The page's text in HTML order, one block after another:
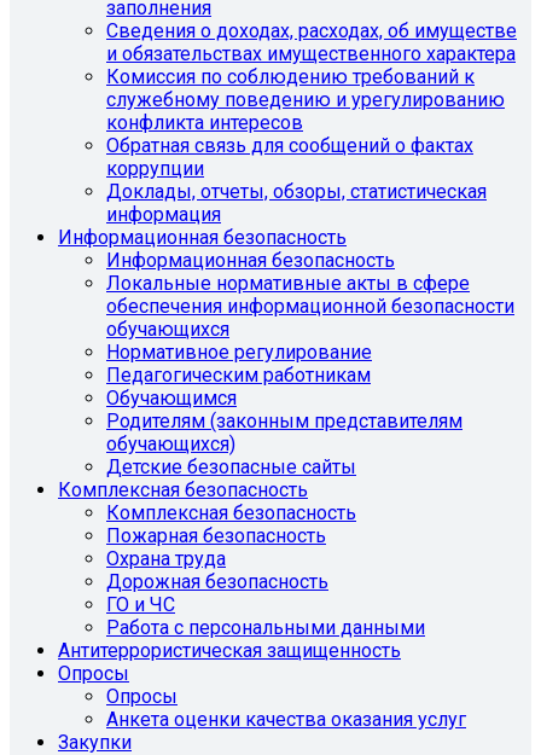
заполнения
Сведения о доходах, расходах, об имуществе
и обязательствах имущественного характера
Комиссия по соблюдению требований к
служебному поведению и урегулированию
конфликта интересов
Обратная связь для сообщений о фактах
коррупции
Доклады, отчеты, обзоры, статистическая
информация
Информационная безопасность
Информационная безопасность
Локальные нормативные акты в сфере
обеспечения информационной безопасности
обучающихся
Нормативное регулирование
Педагогическим работникам
Обучающимся
Родителям (законным представителям
обучающихся)
Детские безопасные сайты
Комплексная безопасность
Комплексная безопасность
Пожарная безопасность
Охрана труда
Дорожная безопасность
ГО и ЧС
Работа с персональными данными
Антитеррористическая защищенность
Опросы
Опросы
Анкета оценки качества оказания услуг
Закупки